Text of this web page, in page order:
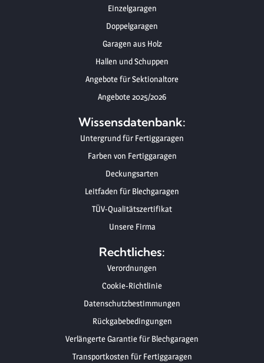
Einzelgaragen
Doppelgaragen
Garagen aus Holz
Hallen und Schuppen
Angebote für Sektionaltore
Angebote 2025/2026
Wissensdatenbank:
Untergrund für Fertiggaragen
Farben von Fertiggaragen
Deckungsarten
Leitfaden für Blechgaragen
TÜV-Qualitätszertifikat
Unsere Firma
Rechtliches:
Verordnungen
Cookie-Richtlinie
Datenschutzbestimmungen
Rückgabebedingungen
Verlängerte Garantie für Blechgaragen
Transportkosten für Fertiggaragen